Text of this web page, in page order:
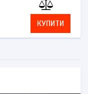
КУПИТИ